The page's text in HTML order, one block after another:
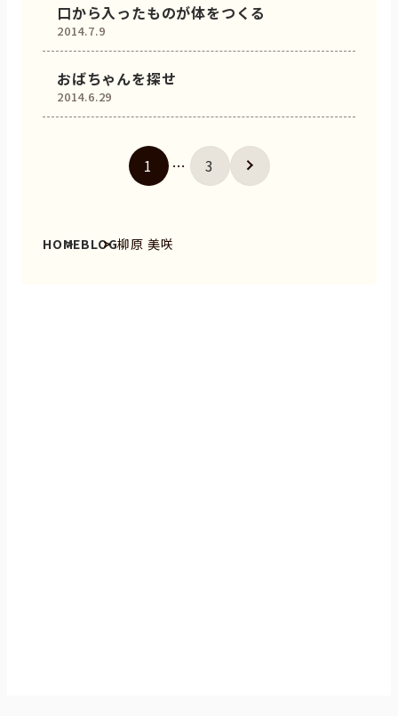
2014.7.9
口から入ったものが体をつくる
2014.6.29
おばちゃんを探せ
1 … 3
HOMEBLOG柳原 美咲